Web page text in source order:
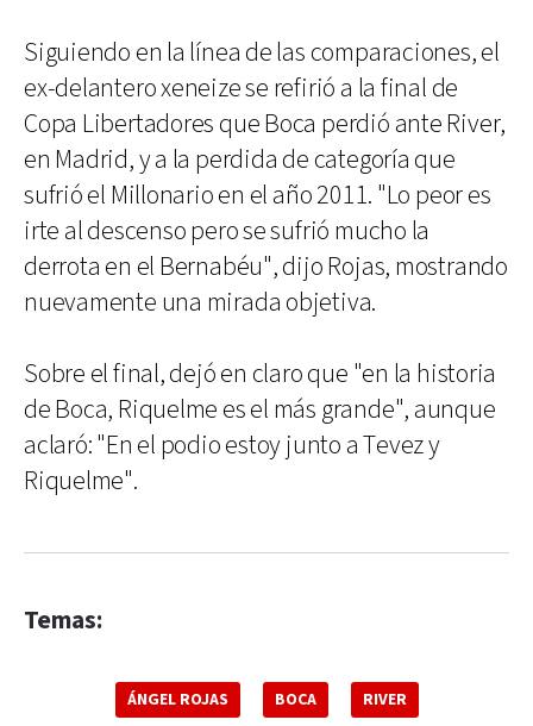
Siguiendo en la línea de las comparaciones, el
ex-delantero xeneize se refirió a la final de
Copa Libertadores que Boca perdió ante River,
en Madrid, y a la perdida de categoría que
sufrió el Millonario en el año 2011. "Lo peor es
irte al descenso pero se sufrió mucho la
derrota en el Bernabéu", dijo Rojas, mostrando
nuevamente una mirada objetiva.
Sobre el final, dejó en claro que "en la historia
de Boca, Riquelme es el más grande", aunque
aclaró: "En el podio estoy junto a Tevez y
Riquelme".
Temas:
ÁNGEL ROJAS BOCA RIVER